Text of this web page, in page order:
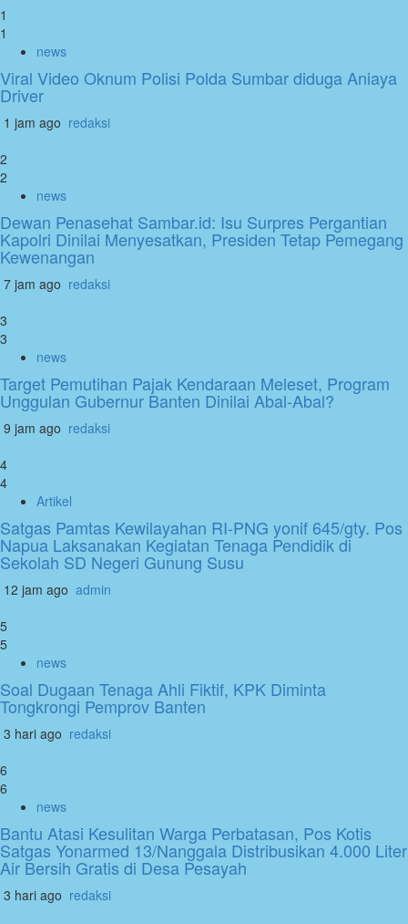
1
1
news
Viral Video Oknum Polisi Polda Sumbar diduga Aniaya
Driver
1 jam ago redaksi
2
2
news
Dewan Penasehat Sambar.id: Isu Surpres Pergantian
Kapolri Dinilai Menyesatkan, Presiden Tetap Pemegang
Kewenangan
7 jam ago redaksi
3
3
news
Target Pemutihan Pajak Kendaraan Meleset, Program
Unggulan Gubernur Banten Dinilai Abal-Abal?
9 jam ago redaksi
4
4
Artikel
Satgas Pamtas Kewilayahan RI-PNG yonif 645/gty. Pos
Napua Laksanakan Kegiatan Tenaga Pendidik di
Sekolah SD Negeri Gunung Susu
12 jam ago admin
5
5
news
Soal Dugaan Tenaga Ahli Fiktif, KPK Diminta
Tongkrongi Pemprov Banten
3 hari ago redaksi
6
6
news
Bantu Atasi Kesulitan Warga Perbatasan, Pos Kotis
Satgas Yonarmed 13/Nanggala Distribusikan 4.000 Liter
Air Bersih Gratis di Desa Pesayah
3 hari ago redaksi